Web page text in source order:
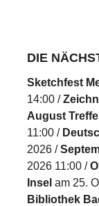
DIE
Sketchfest
14:00
August
11:00
2026
2026 11:00
Insel am 25.
Bibliothek